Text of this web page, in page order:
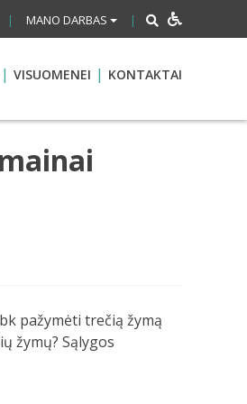
| MANO DARBAS |
VISUOMENEI KONTAKTAI
pažymėti trečią žymą
žymų? Sąlygos